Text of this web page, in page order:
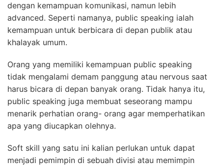
dengan kemampuan komunikasi, namun lebih
advanced. Seperti namanya, public speaking ialah
kemampuan untuk berbicara di depan publik atau
khalayak umum.
Orang yang memiliki kemampuan public speaking
tidak mengalami demam panggung atau nervous saat
harus bicara di depan banyak orang. Tidak hanya itu,
public speaking juga membuat seseorang mampu
menarik perhatian orang- orang agar memperhatikan
apa yang diucapkan olehnya.
Soft skill yang satu ini kalian perlukan untuk dapat
menjadi pemimpin di sebuah divisi atau memimpin